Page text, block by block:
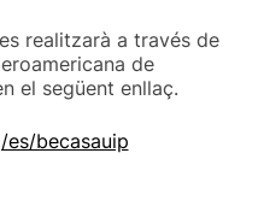
realitzarà a través de
de
el següent enllaç.
becasauip